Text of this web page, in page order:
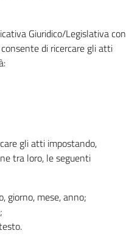
Giuridico/Legislativa con
di ricercare gli atti
gli atti impostando,
tra loro, le seguenti
giorno, mese, anno;